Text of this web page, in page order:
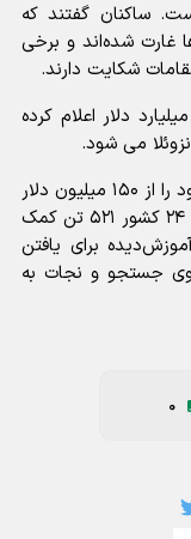
ساکنان گفتند که
غارت شده‌اند و برخی
شکایت دارند.
ملل متحد خسارت این زلزله را ۶.۷ میلیارد دلار اعلام کرده
آمریکا روز دوشنبه اعلام کرد که کمک های خود را از ۱۵۰ میلیون دلار
به ۳۰۰ میلیون دلار افزایش می دهد. تاکنون ۲۴ کشور ۵۲۱ تن کمک
آموزش‌دیده برای یافتن
در زیر آوار و بیش از ۲۷۰۰ نیروی جستجو و نجات به
0